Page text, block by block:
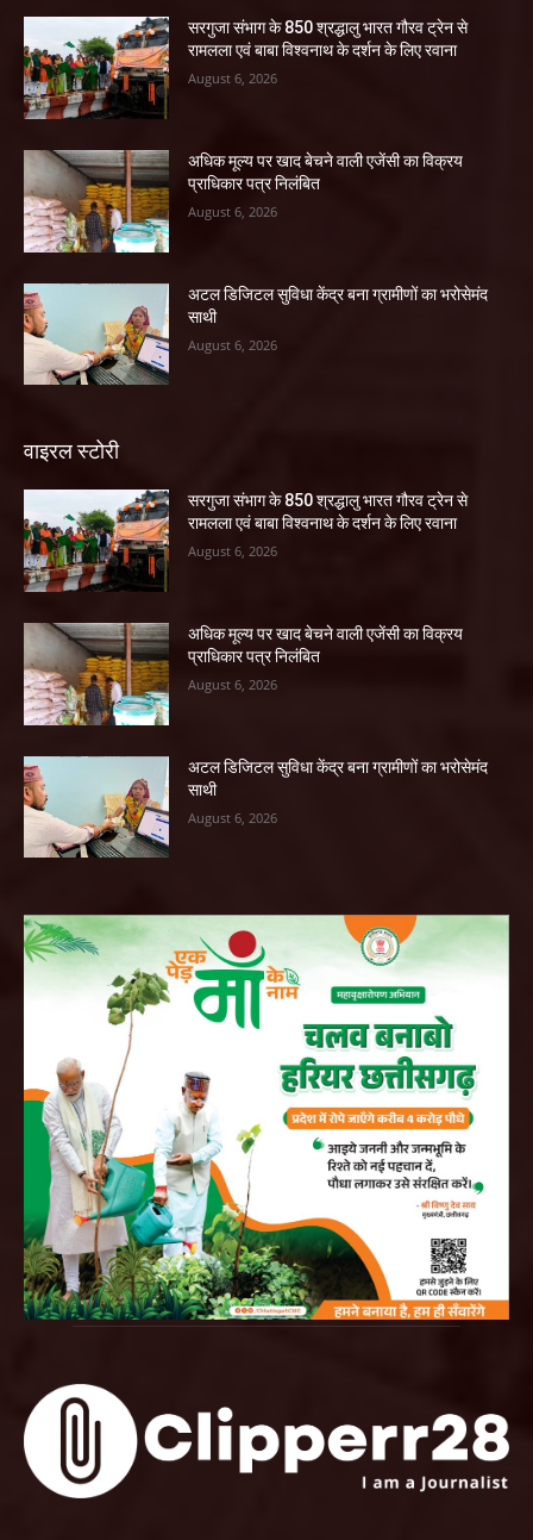
सरगुजा संभाग के 850 श्रद्धालु भारत गौरव ट्रेन से
रामलला एवं बाबा विश्वनाथ के दर्शन के लिए रवाना
August 6, 2026
अधिक मूल्य पर खाद बेचने वाली एजेंसी का विक्रय
प्राधिकार पत्र निलंबित
August 6, 2026
अटल डिजिटल सुविधा केंद्र बना ग्रामीणों का भरोसेमंद
साथी
August 6, 2026
वाइरल स्टोरी
सरगुजा संभाग के 850 श्रद्धालु भारत गौरव ट्रेन से
रामलला एवं बाबा विश्वनाथ के दर्शन के लिए रवाना
August 6, 2026
अधिक मूल्य पर खाद बेचने वाली एजेंसी का विक्रय
प्राधिकार पत्र निलंबित
August 6, 2026
अटल डिजिटल सुविधा केंद्र बना ग्रामीणों का भरोसेमंद
साथी
August 6, 2026